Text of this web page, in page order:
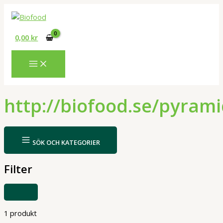
Hoppa
0,00 kr
http://biofood.se/
SÖK OCH KATEGORIER
Filter
ELLER
FILTER
1 produkt